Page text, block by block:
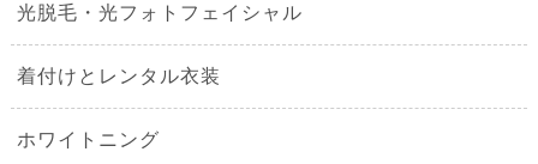
光脱毛・光フォトフェイシャル
着付けとレンタル衣装
ホワイトニング